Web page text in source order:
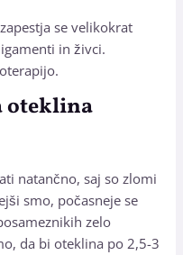
se velikokrat
in živci.
oteklina
natančno, saj so zlomi
smo, počasneje se
zelo
da bi oteklina po 2,5-3